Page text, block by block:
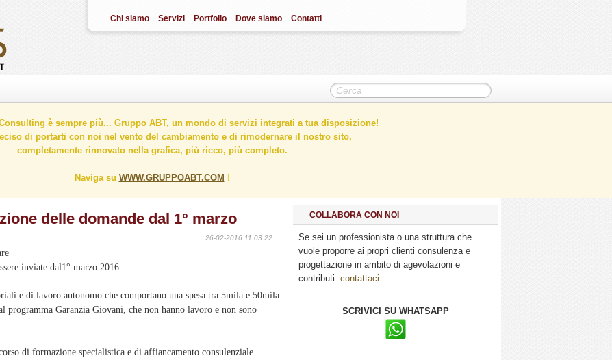
Chi siamo Servizi Portfolio Dove siamo Contatti
è sempre più... Gruppo ABT, un mondo di servizi integrati a tua disposizione!
di portarti con noi nel vento del cambiamento e di rimodernare il nostro sito,
completamente rinnovato nella grafica, più ricco, più completo.
Naviga su WWW.GRUPPOABT.COM !
delle domande dal 1° marzo
26-02-2016 11:03:22
inviate dal1° marzo 2016.
e di lavoro autonomo che comportano una spesa tra 5mila e 50mila
Garanzia Giovani, che non hanno lavoro e non sono
di formazione specialistica e di affiancamento consulenziale
COLLABORA CON NOI
Se sei un professionista o una struttura che
vuole proporre ai propri clienti consulenza e
progettazione in ambito di agevolazioni e
contributi: contattaci
SCRIVICI SU WHATSAPP